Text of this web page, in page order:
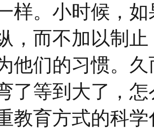
样。小时候，
，而不加以制
他们的习惯。
了等到大了，
教育方式的科学